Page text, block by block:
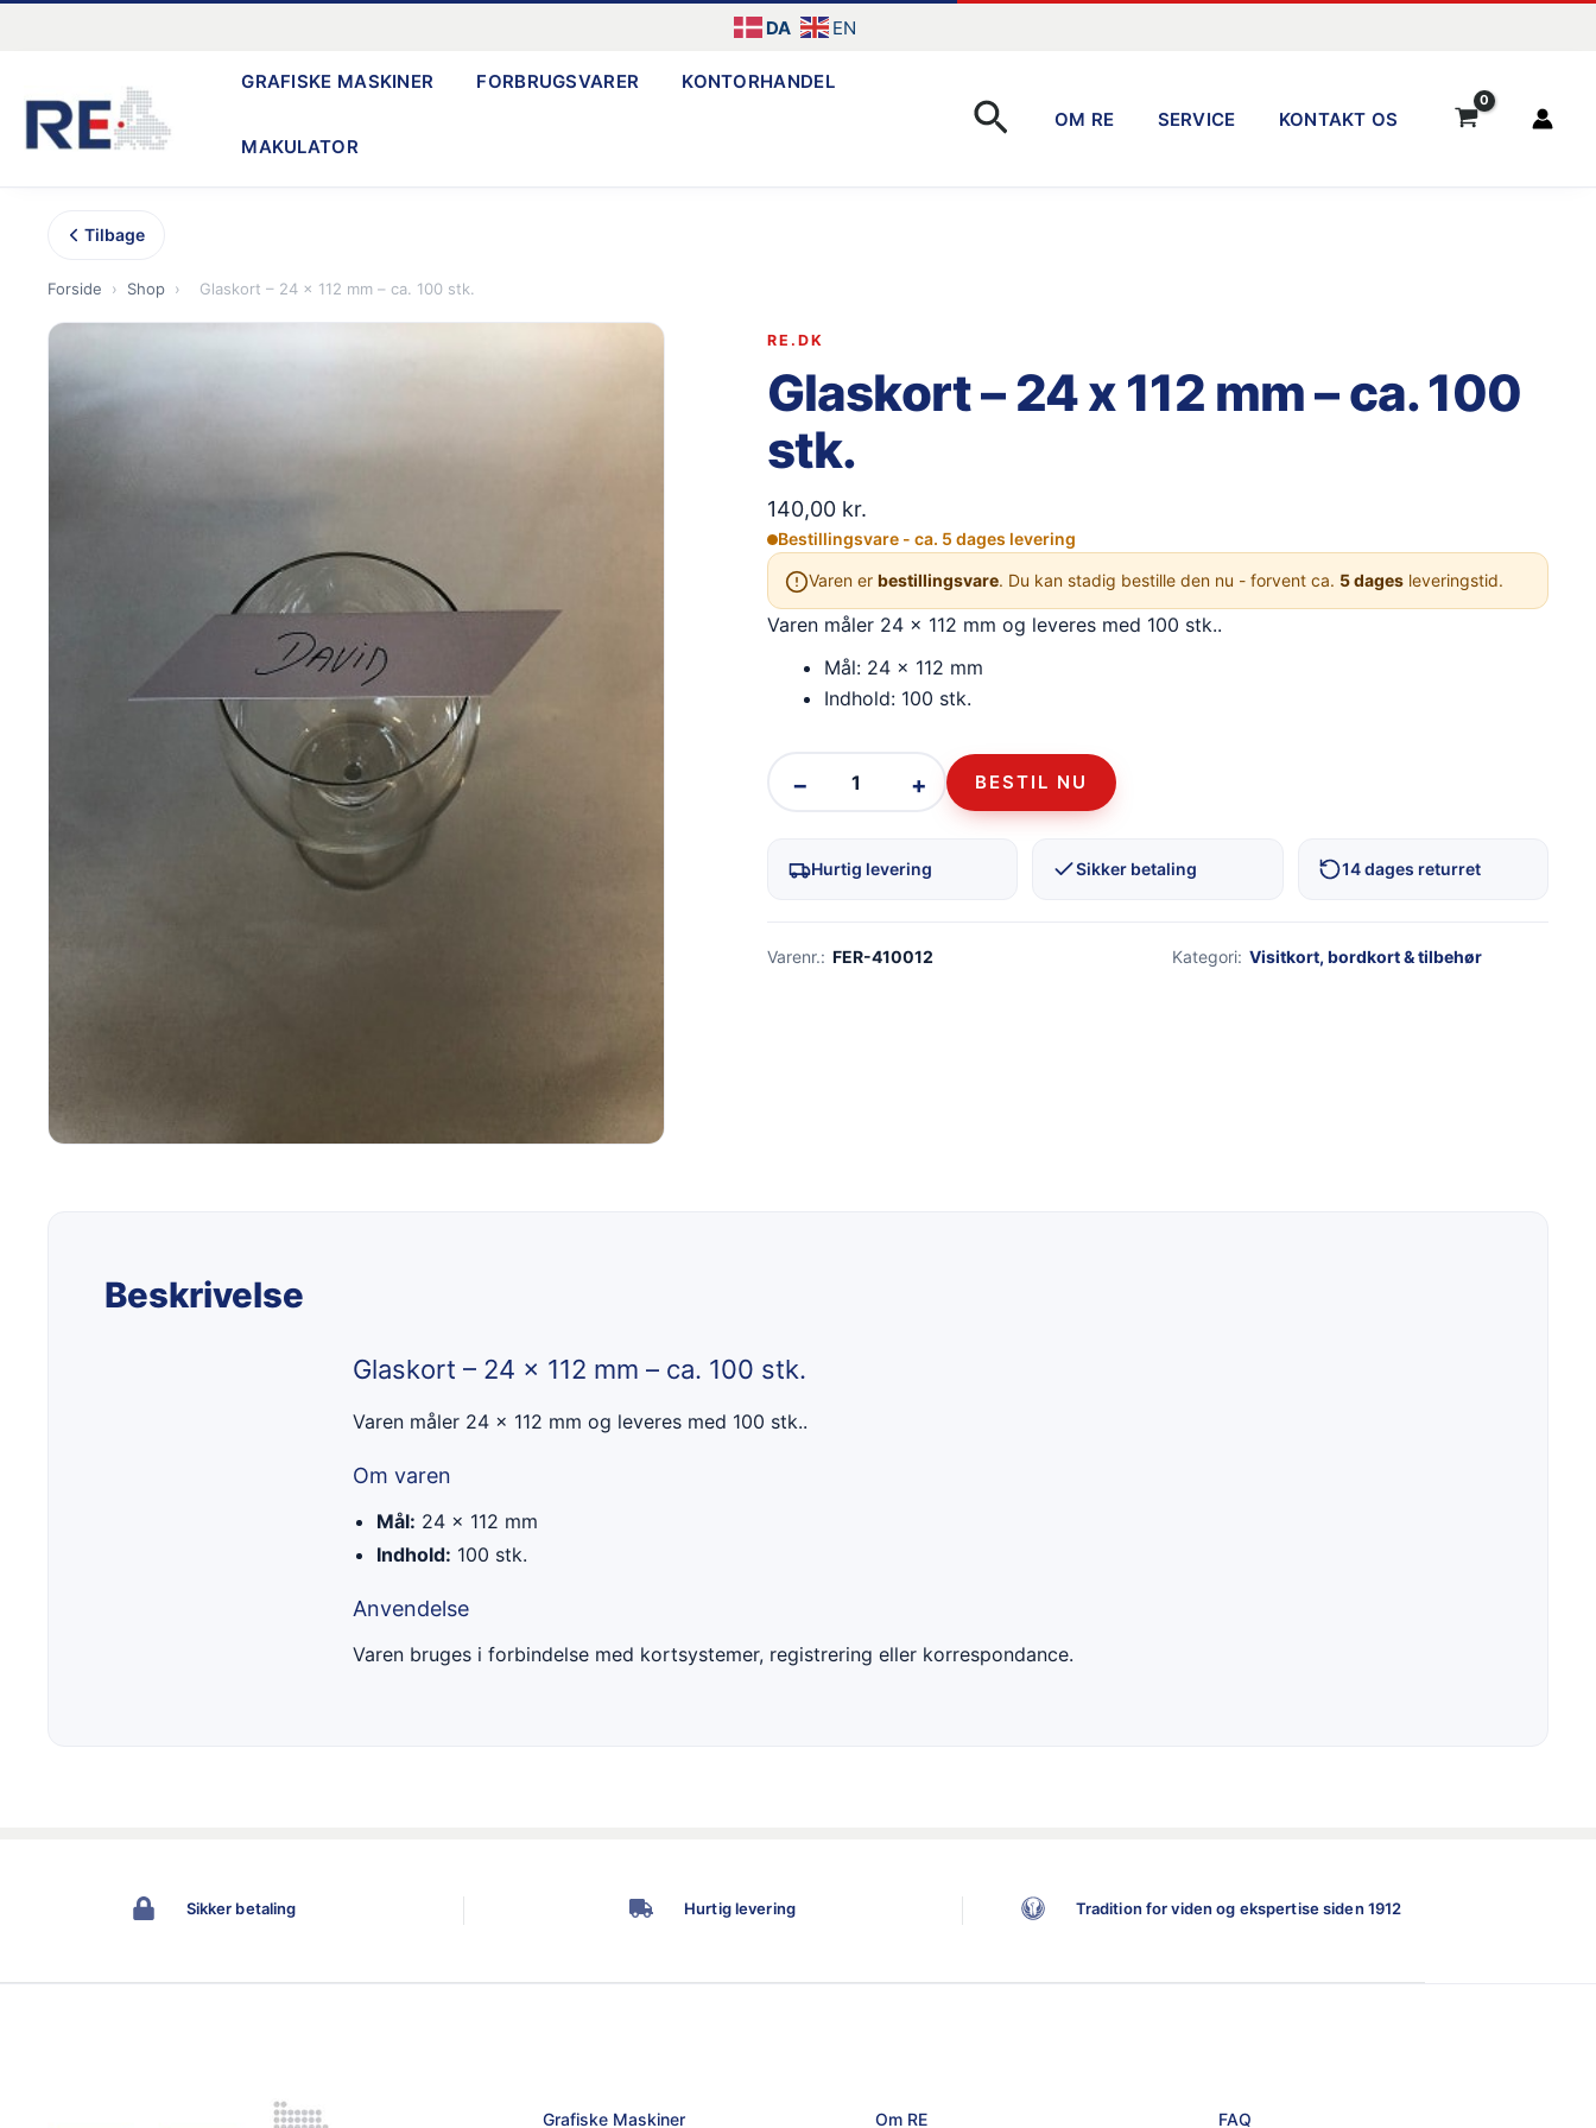
indholdet
DA EN
GRAFISKE MASKINER FORBRUGSVARER KONTORHANDEL
MAKULATOR
Søg OM RE SERVICE KONTAKT OS
Tilbage
Forside › Shop › Glaskort – 24 x 112 mm – ca. 100 stk.
RE.DK
Glaskort – 24 x 112 mm – ca. 100
stk.
140,00 kr.
Bestillingsvare - ca. 5 dages levering
Varen er bestillingsvare. Du kan stadig bestille den nu - forvent ca. 5 dagesleveringstid.
Varen måler 24 x 112 mm og leveres med 100 stk..
Mål: 24 x 112 mm
Indhold: 100 stk.
− + BESTIL NU
Hurtig levering Sikker betaling 14 dages returret
Varenr.: FER-410012 Kategori: Visitkort, bordkort & tilbehør
Beskrivelse
Glaskort – 24 x 112 mm – ca. 100 stk.
Varen måler 24 x 112 mm og leveres med 100 stk..
Om varen
Mål: 24 x 112 mm
Indhold: 100 stk.
Anvendelse
Varen bruges i forbindelse med kortsystemer, registrering eller korrespondance.
Sikker betaling Hurtig levering Tradition for viden og ekspertise siden 1912
Grafiske Maskiner Om RE FAQ